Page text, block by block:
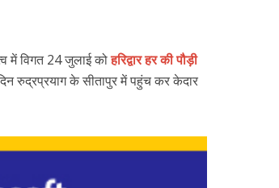
में विगत 24 जुलाई कोहरिद्वार हर की पौड़ी
रुद्रप्रयाग के सीतापुर में पहुंच कर केदार